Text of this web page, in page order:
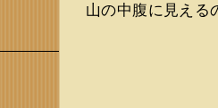
山の中腹に見える